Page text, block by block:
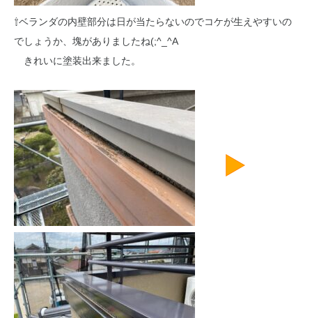
⇧ベランダの内壁部分は日が当たらないのでコケが生えやすいの
でしょうか、塊がありましたね(;^_^A
きれいに塗装出来ました。